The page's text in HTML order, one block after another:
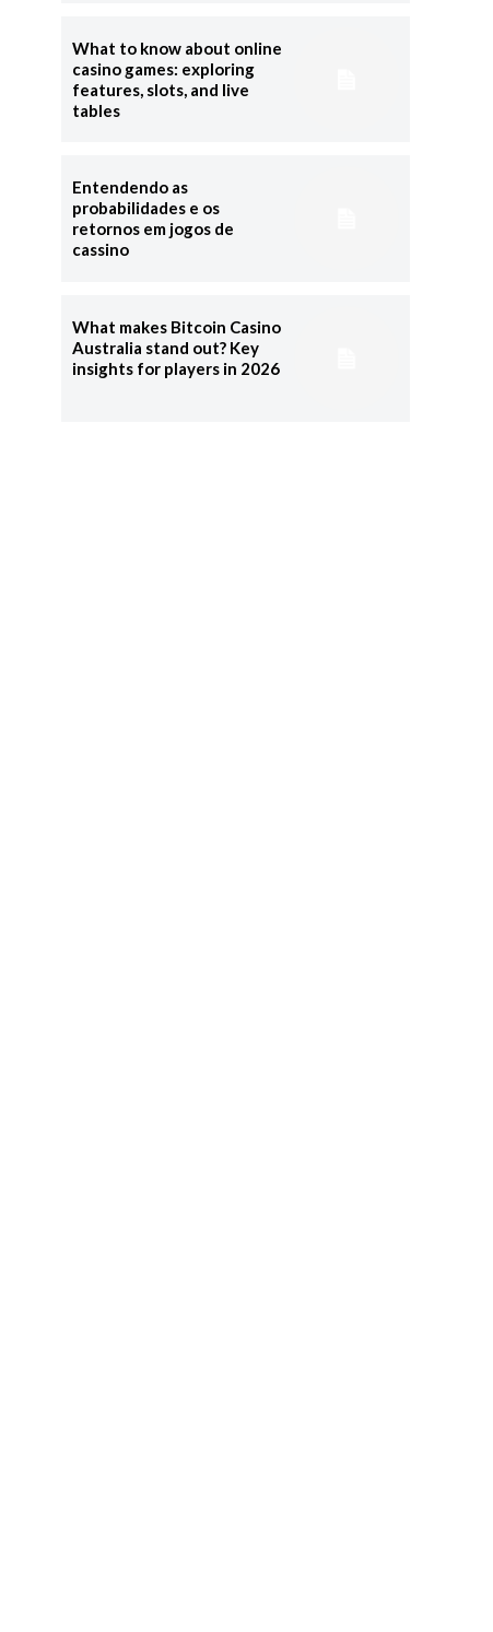
What to know about online
casino games: exploring
features, slots, and live
tables
Entendendo as
probabilidades e os
retornos em jogos de
cassino
What makes Bitcoin Casino
Australia stand out? Key
insights for players in 2026